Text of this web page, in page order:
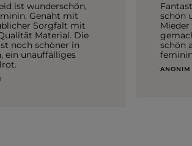
ist wunderschön,
Genäht mit
Sorgfalt mit
Material. Die
noch schöner in
ein unauffälliges
schön
schön
ANONIM